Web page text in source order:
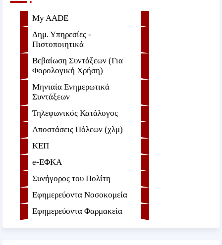
My AADE
Δημ. Υπηρεσίες -
Πιστοποιητικά
Βεβαίωση Συντάξεων (Για
Φορολογική Χρήση)
Μηνιαία Ενημερωτικά
Συντάξεων
Τηλεφωνικός Κατάλογος
Αποστάσεις Πόλεων (χλμ)
ΚΕΠ
e-ΕΦKA
Συνήγορος του Πολίτη
Εφημερεύοντα Νοσοκομεία
Εφημερεύοντα Φαρμακεία